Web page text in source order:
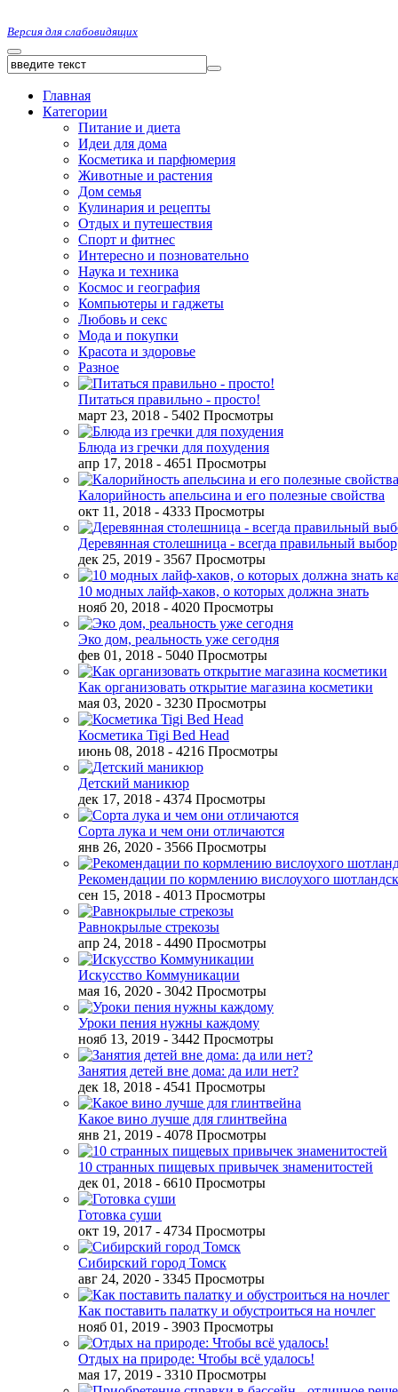
Версия для слабовидящих
Главная
Категории
Питание и диета
Идеи для дома
Косметика и парфюмерия
Животные и растения
Дом семья
Кулинария и рецепты
Отдых и путешествия
Спорт и фитнес
Интересно и позновательно
Наука и техника
Космос и география
Компьютеры и гаджеты
Любовь и секс
Мода и покупки
Красота и здоровье
Разное
Питаться правильно - просто!
март 23, 2018 - 5402 Просмотры
Блюда из гречки для похудения
апр 17, 2018 - 4651 Просмотры
Калорийность апельсина и его полезные свойства
окт 11, 2018 - 4333 Просмотры
Деревянная столешница - всегда правильный выбор
дек 25, 2019 - 3567 Просмотры
10 модных лайф-хаков, о которых должна знать
нояб 20, 2018 - 4020 Просмотры
Эко дом, реальность уже сегодня
фев 01, 2018 - 5040 Просмотры
Как организовать открытие магазина косметики
мая 03, 2020 - 3230 Просмотры
Косметика Tigi Bed Head
июнь 08, 2018 - 4216 Просмотры
Детский маникюр
дек 17, 2018 - 4374 Просмотры
Сорта лука и чем они отличаются
янв 26, 2020 - 3566 Просмотры
Рекомендации по кормлению вислоухого
сен 15, 2018 - 4013 Просмотры
Равнокрылые стрекозы
апр 24, 2018 - 4490 Просмотры
Искусство Коммуникации
мая 16, 2020 - 3042 Просмотры
Уроки пения нужны каждому
нояб 13, 2019 - 3442 Просмотры
Занятия детей вне дома: да или нет?
дек 18, 2018 - 4541 Просмотры
Какое вино лучше для глинтвейна
янв 21, 2019 - 4078 Просмотры
10 странных пищевых привычек знаменитостей
дек 01, 2018 - 6610 Просмотры
Готовка суши
окт 19, 2017 - 4734 Просмотры
Сибирский город Томск
авг 24, 2020 - 3345 Просмотры
Как поставить палатку и обустроиться на ночлег
нояб 01, 2019 - 3903 Просмотры
Отдых на природе: Чтобы всё удалось!
мая 17, 2019 - 3310 Просмотры